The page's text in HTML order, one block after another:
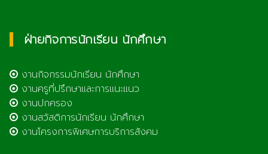
ฝ่ายกิจการนักเรียน นักศึกษา
งานกิจกรรมนักเรียน นักศึกษา
งานครูที่ปรึกษาและการแนะแนว
งานปกครอง
งานสวัสดิการนักเรียน นักศึกษา
งานโครงการพิเศษการบริการสังคม